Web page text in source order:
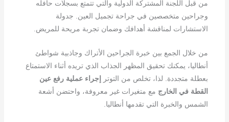
من قبل اللجنة المشتركة الدولية والتي تتمتع بسجلات حافله
وجراحين متخصصين في جراحة تجميل العين. جدولة
الاستشارات لمناقشة أهدافك وضمان تجربة مريحة للمريض.
من خلال الجمع بين خبرة الجراحين الأتراك وجاذبية شواطئ
أنطاليا، يمكنك تحقيق المظهر الجذاب الذي تريده أثناء الاستمتاع
بعطلة متجددة. لذا، تخلص من التوتر
إجراء عملية رفع عين
القطة في الخارج مع متغيرات غير معروفة، واحتضن أشعة
الشمس والخبرة التي تقدمها أنطاليا.